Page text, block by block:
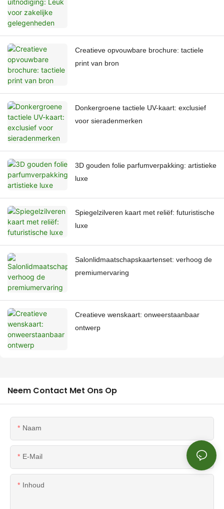
Creatieve opvouwbare brochure: tactiele
print van bron
Donkergroene tactiele UV-kaart: exclusief
voor sieradenmerken
3D gouden folie parfumverpakking: artistieke
luxe
Spiegelzilveren kaart met reliëf: futuristische
luxe
Salonlidmaatschapskaartenset: verhoog de
premiumervaring
Creatieve wenskaart: onweerstaanbaar
ontwerp
Neem Contact Met Ons Op
Naam
E-Mail
Inhoud